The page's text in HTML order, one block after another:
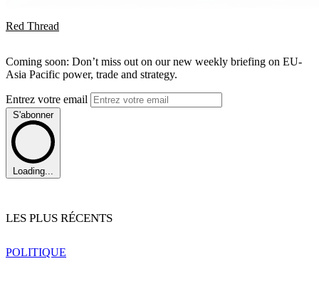
Red Thread
Coming soon: Don’t miss out on our new weekly briefing on EU-
Asia Pacific power, trade and strategy.
Entrez votre email
S'abonner
Loading...
LES PLUS RÉCENTS
POLITIQUE